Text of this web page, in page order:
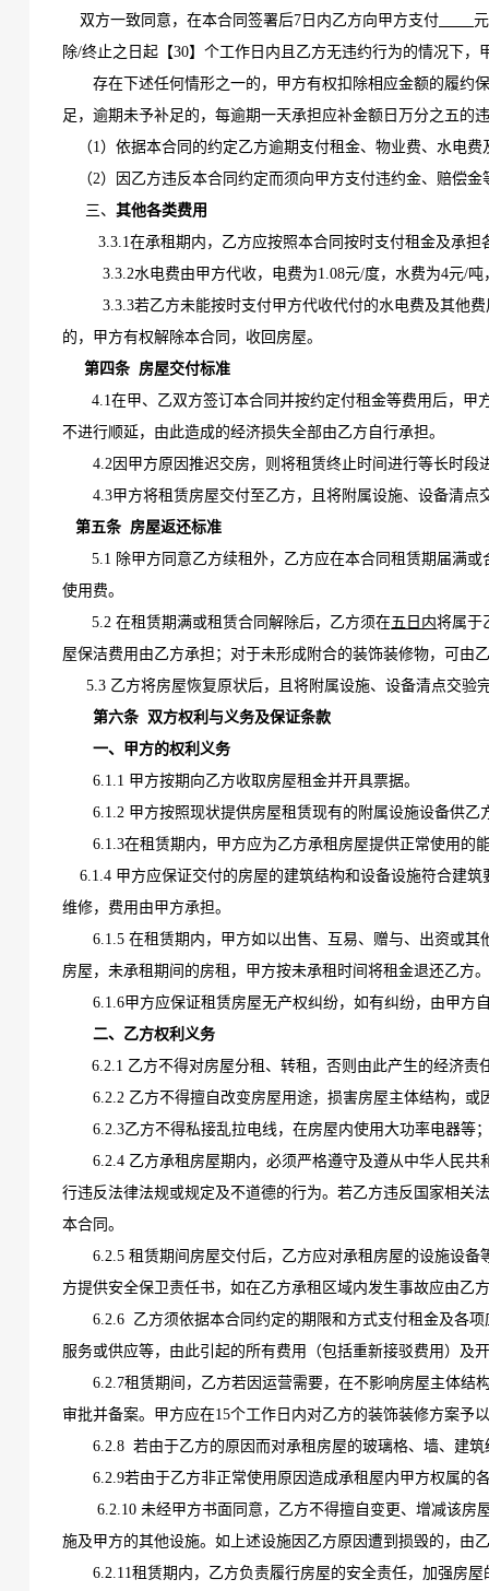
双方一致同意，在本合同签署后7 日内乙方向甲方支付
元
除/终止之日起 【30】 个工作日内且乙方无违约行为的情况下，
存在下述任何情形之一的，甲方有权扣除相应金额的履约
足，逾期未予补足的，每逾期一天承担应补金额日万分之 五的
（1） 依据本合同的约定乙方逾期支付租金、 物业费、水电费
（2）因乙方违反本合同约定而须向甲方支付违约金、赔偿金
三、 其他各类费用
3.3.1在承租期内，乙方应按照本合同按时支付租金及承
3.3.2水电费由甲方代收，电费为1.08元/度，水费为4元/吨
3.3.3若乙方未能按时支付甲方代收代付的水电费及其他
的，甲方有权解除本合同，收回房屋。
第四条 房屋交付标准
4.1在甲、乙双方签订本合同并按约定付租金等费用后， 甲
不进行顺延，由此造成的经济损失全部由乙方自行承担。
4.2 因甲方原因推迟交房，则将租赁终止时间进行等长时段
4.3甲方将租赁房屋交付至乙方，且将附属设施、设备清点
第五条 房屋返还标准
5.1 除甲方同意乙方续租外，乙方应在本合同租赁期届满或
使用费。
5.2 在租赁期满或租赁合同解除后，乙方须在五日内将属于
屋保洁费用由乙方承担；对于未形成附合的装饰装修物，可由
5.3 乙方将房屋恢复原状后，且将附属设施、设备清点交验
第六条
双方权利与义务及保证条款
一、甲方的权利义务
6.1.1 甲方按期向乙方收取房屋租金并开具票据。
6.1.2 甲方按照现状提供房屋租赁现有的附属设施设备供
6.1.3在租赁期内，甲方应为乙方承租房屋提供正常使用的
6.1.4 甲方应保证交付的房屋的建筑结构和设备设施符合建
维修，费用由甲方承担。
6.1.5 在租赁期内，甲方如以出售、互易、赠与、出资或
房屋，未承租期间的房租，甲方按未承租时间将租金退还乙方。
6.1.6甲方应保证租赁房屋无产权纠纷，如有纠纷，由甲方
二、乙方权利义务
6.2.1 乙方不得对房屋分租、转租，否则由此产生的经济
6.2.2 乙方不得擅自改变房屋用途，损害房屋主体结构，
6.2.3乙方不得私接乱拉电线，在房屋内使用大功率电器等
6.2.4 乙方承租房屋期内，必须严格遵守及遵从中华人民
行违反法律法规或规定及不道德的行为。若乙方违反国家相关
本合同。
6.2.5 租赁期间 房屋交付后，乙方应对承租房屋的设施设
方提供安全保卫责任书，如在乙方承租区域内发生事故应由乙
6.2.6 乙方须依据本合同约定的期限和方式支付租金及各项
服务或供应等，由此引起的所有费用（包括重新接驳费用）及
6.2.7租赁期间，乙方若因 运营需要，在不影响房屋主体结
审批并备案。甲方应在15个工作日内对乙方的装饰装修方案予
6.2.8 若由于乙方的原因而对承租房屋的玻璃格、墙、建
6.2.9若由于乙方非正常使用原因造成承租屋内甲方权属的
6.2.10 未经甲方书面同意，乙方不得擅自变更、增减该房
施及甲方的其他设施。如上述设施因乙方原因遭到损毁的，由
6.2.11租赁期内，乙方负责履行房屋的安全责任，加强房屋